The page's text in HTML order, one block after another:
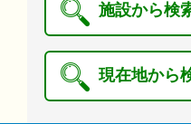
施設から検
現在地から